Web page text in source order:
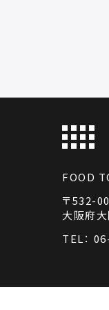
FOOD
〒532-
大阪府
TEL：